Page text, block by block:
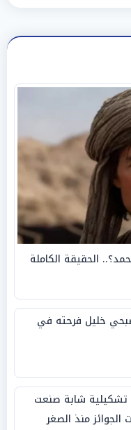
الحقيقة الكاملة
خليل فرحته في
تشكيلية شابة صنعت
منذ الصغر